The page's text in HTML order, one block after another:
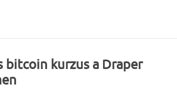
bitcoin kurzus a Draper